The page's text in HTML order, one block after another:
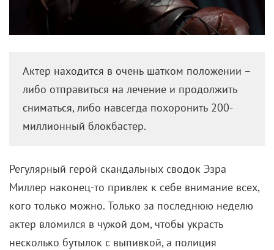
Актер находится в очень шатком положении –
либо отправиться на лечение и продолжить
сниматься, либо навсегда похоронить 200-
миллионный блокбастер.
Регулярный герой скандальных сводок Эзра
Миллер наконец-то привлек к себе внимание всех,
кого только можно. Только за последнюю неделю
актер вломился в чужой дом, чтобы украсть
несколько бутылок с выпивкой, а полиция